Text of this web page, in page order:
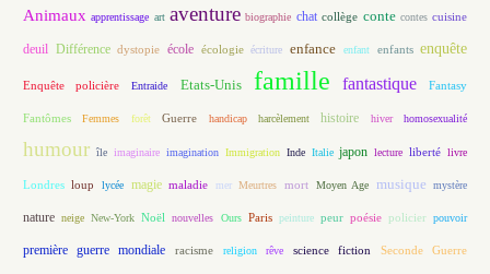
Animaux apprentissage art aventure biographie chat collège conte contes cuisine
deuil Différence dystopie école écologie écriture enfance enfant enfants enquête
Enquête policière Entraide Etats-Unis famille fantastique Fantasy
Fantômes Femmes forêt Guerre handicap harcèlement histoire hiver homosexualité
humour île imaginaire imagination Immigration Inde Italie japon lecture liberté livre
Londres loup lycée magie maladie mer Meurtres mort Moyen Age musique mystère
nature neige New-York Noël nouvelles Ours Paris peinture peur poésie policier pouvoir
première guerre mondiale racisme religion rêve science fiction Seconde Guerre